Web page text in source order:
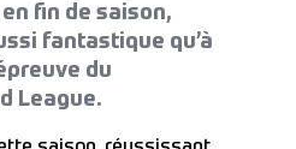
fin de saison,
fantastique qu’à
du
League.